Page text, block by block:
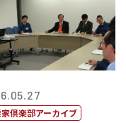
倶楽部アーカイブ